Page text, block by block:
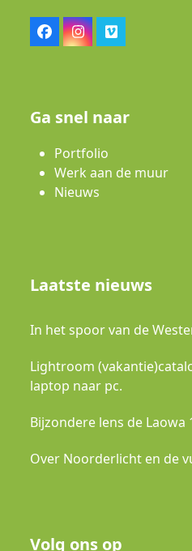
FacebookInstagram
Vimeo
Ga snel naar
Portfolio
Werk aan de muur
Nieuws
Laatste nieuws
In het spoor van de
Lightroom
laptop naar pc.
Bijzondere lens de Laowa
Over Noorderlicht en de
Volg ons op